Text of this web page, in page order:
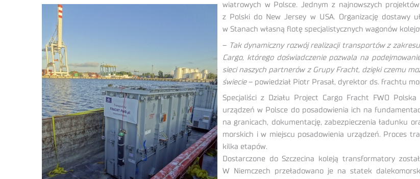
wiatrowych w Polsce. Jednym z najnowszych
z Polski do New Jersey w USA. Organizację dostawy
w Stanach własną flotę specjalistycznych wagonów
– Tak dynamiczny rozwój realizacji transportów z
Cargo, którego doświadczenie pozwala na
sieci naszych partnerów z Grupy Fracht, dzięki czemu
świecie– powiedział Piotr Prasał, dyrektor ds. frachtu
Specjaliści z Działu Project Cargo Fracht FWO
urządzeń w Polsce do posadowienia ich na
na granicach, dokumentację, zabezpieczenia ładunku
morskich i w miejscu posadowienia urządzeń. Proces
kilka etapów.
Dostarczone do Szczecina koleją transformatory
W Niemczech przeładowano je na statek